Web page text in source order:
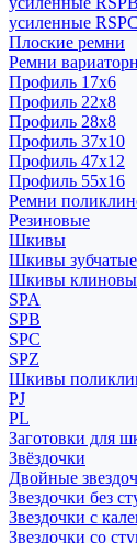
усиленные RSPC
Плоские ремни
Ремни
Профиль 17x6
Профиль 22x8
Профиль 28x8
Профиль 37x10
Профиль 47x12
Профиль 55x16
Ремни
Резиновые
Шкивы
Шкивы зубчатые
Шкивы
SPA
SPB
SPC
SPZ
Шкивы
PJ
PL
Заготовки для
Звёздочки
Двойные
Звездочки без
Звездочки с
Звездочки со